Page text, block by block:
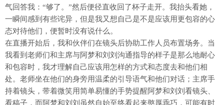
气回答我：“够了。”然后便径直收回了杯子走开。我抬头看她，
一瞬间感到有些诧异，但是我又想自己是不是应该用更包容的心
态对待他们，便暂时没有说什么。
在直播开始后，我和伙伴们在镜头后协助工作人员布置场务。当
我看到老师们和主席与阿梦和刘刘沟通指导的样子是那么地耐心
和包容时，我才理解自己应该用怎样的方式和态度去和他们相
处。老师坐在他们的身旁用温柔的引导语气和他们对话；主席手
持着镜头，带着微笑用简单易懂的手势提醒阿梦和刘刘看镜头、
看稿子，而阿梦和刘刘虽然自始至终看起来憨厚乖巧，可能有时